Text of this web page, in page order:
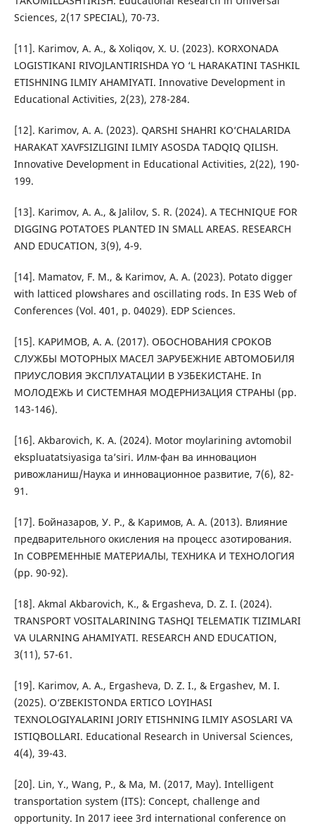
Sciences, 2(17 SPECIAL), 70-73.
[11]. Karimov, A. A., & Xoliqov, X. U. (2023). KORXONADA
LOGISTIKANI RIVOJLANTIRISHDA YO ‘L HARAKATINI TASHKIL
ETISHNING ILMIY AHAMIYATI. Innovative Development in
Educational Activities, 2(23), 278-284.
[12]. Karimov, A. A. (2023). QARSHI SHAHRI KO‘CHALARIDA
HARAKAT XAVFSIZLIGINI ILMIY ASOSDA TADQIQ QILISH.
Innovative Development in Educational Activities, 2(22), 190-
199.
[13]. Karimov, A. A., & Jalilov, S. R. (2024). A TECHNIQUE FOR
DIGGING POTATOES PLANTED IN SMALL AREAS. RESEARCH
AND EDUCATION, 3(9), 4-9.
[14]. Mamatov, F. M., & Karimov, A. A. (2023). Potato digger
with latticed plowshares and oscillating rods. In E3S Web of
Conferences (Vol. 401, p. 04029). EDP Sciences.
[15]. КАРИМОВ, А. А. (2017). ОБОСНОВАНИЯ СРОКОВ
СЛУЖБЫ МОТОРНЫХ МАСЕЛ ЗАРУБЕЖНИЕ АВТОМОБИЛЯ
ПРИУСЛОВИЯ ЭКСПЛУАТАЦИИ В УЗБЕКИСТАНЕ. In
МОЛОДЕЖЬ И СИСТЕМНАЯ МОДЕРНИЗАЦИЯ СТРАНЫ (pp.
143-146).
[16]. Akbarovich, K. A. (2024). Motor moylarining avtomobil
ekspluatatsiyasiga ta’siri. Илм-фан ва инновацион
ривожланиш/Наука и инновационное развитие, 7(6), 82-
91.
[17]. Бойназаров, У. Р., & Каримов, А. А. (2013). Влияние
предварительного окисления на процесс азотирования.
In СОВРЕМЕННЫЕ МАТЕРИАЛЫ, ТЕХНИКА И ТЕХНОЛОГИЯ
(pp. 90-92).
[18]. Akmal Akbarovich, K., & Ergasheva, D. Z. I. (2024).
TRANSPORT VOSITALARINING TASHQI TELEMATIK TIZIMLARI
VA ULARNING AHAMIYATI. RESEARCH AND EDUCATION,
3(11), 57-61.
[19]. Karimov, A. A., Ergasheva, D. Z. I., & Ergashev, M. I.
(2025). O‘ZBEKISTONDA ERTICO LOYIHASI
TEXNOLOGIYALARINI JORIY ETISHNING ILMIY ASOSLARI VA
ISTIQBOLLARI. Educational Research in Universal Sciences,
4(4), 39-43.
[20]. Lin, Y., Wang, P., & Ma, M. (2017, May). Intelligent
transportation system (ITS): Concept, challenge and
opportunity. In 2017 ieee 3rd international conference on